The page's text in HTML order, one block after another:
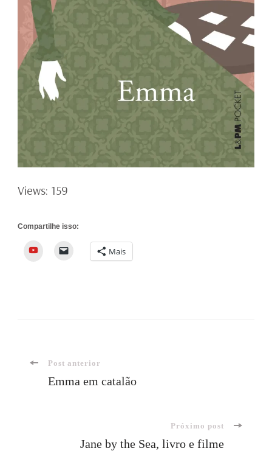
Views: 159
Compartilhe isso:
YouTube Mais
Navegação
Post anterior
Emma em catalão
Próximo post
Jane by the Sea, livro e filme